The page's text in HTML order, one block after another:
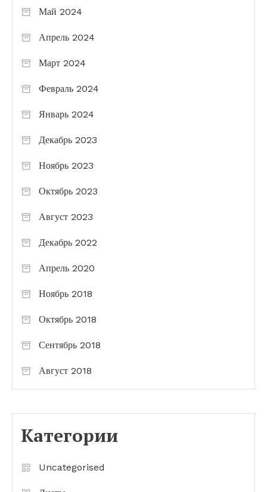
Май 2024
Апрель 2024
Март 2024
Февраль 2024
Январь 2024
Декабрь 2023
Ноябрь 2023
Октябрь 2023
Август 2023
Декабрь 2022
Апрель 2020
Ноябрь 2018
Октябрь 2018
Сентябрь 2018
Август 2018
Категории
Uncategorised